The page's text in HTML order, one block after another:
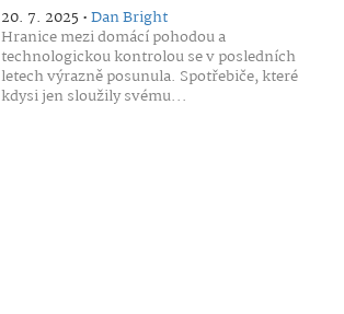
20. 7. 2025 •Dan Bright
Hranice mezi domácí pohodou a
technologickou kontrolou se v posledních
letech výrazně posunula. Spotřebiče, které
kdysi jen sloužily svému...